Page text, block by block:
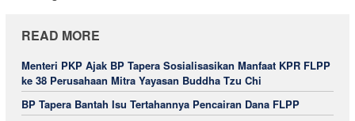
READ MORE
Menteri PKP Ajak BP Tapera Sosialisasikan Manfaat KPR FLPP
ke 38 Perusahaan Mitra Yayasan Buddha Tzu Chi
BP Tapera Bantah Isu Tertahannya Pencairan Dana FLPP